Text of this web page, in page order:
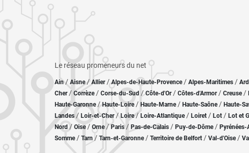
Le réseau promeneurs du net
Ain/ Aisne/Allier/ Alpes-de-Haute-Provence / Alpes-Maritimes /
Cher / Corrèze/ Corse-du-Sud /Côte-d'Or / Côtes-d'Armor/ Creuse/
Haute-Garonne/Haute-Loire/ Haute-Marne/ Haute-Saône/ Haute-
Landes / Loir-et-Cher/ Loire/ Loire-Atlantique/ Loiret / Lot / Lot et
Nord / Oise / Orne/Paris / Pas-de-Calais / Puy-de-Dôme/
Somme/ Tarn / Tarn-et-Garonne/ Territoire de Belfort / Val-d'Oise/